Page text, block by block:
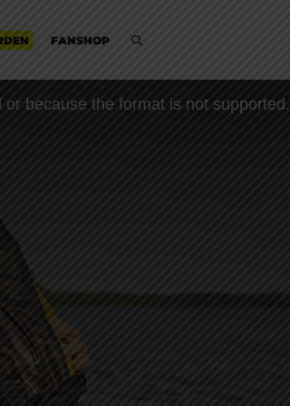
FANSHOP
because the format is not supported.